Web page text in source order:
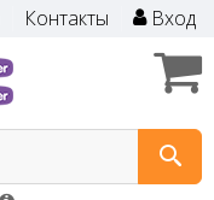
Контакты Вход